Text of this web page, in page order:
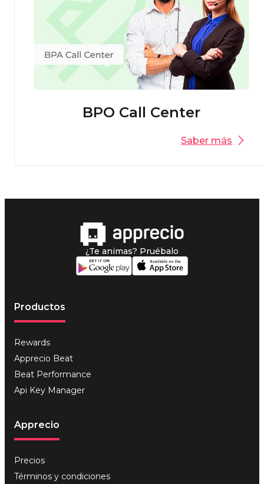
BPO Call Center
Saber más
¿Te animas? Pruébalo
Productos
Rewards
Apprecio Beat
Beat Performance
Api Key Manager
Apprecio
Precios
Términos y condiciones